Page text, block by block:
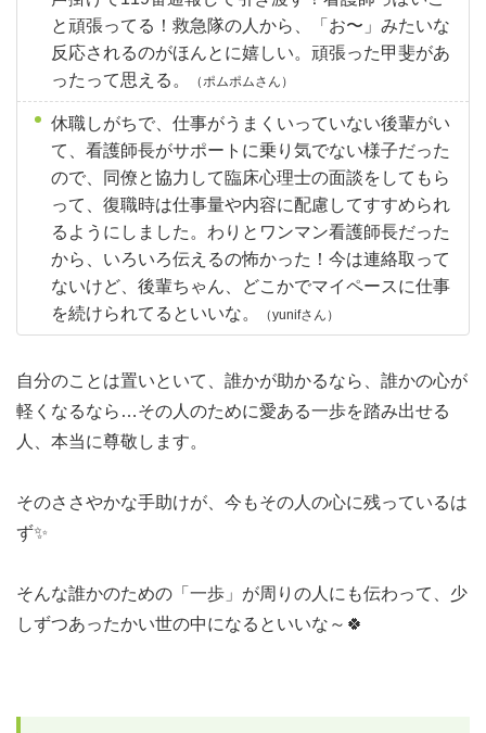
と頑張ってる！救急隊の人から、「お〜」みたいな
反応されるのがほんとに嬉しい。頑張った甲斐があ
ったって思える。
（ポムポムさん）
休職しがちで、仕事がうまくいっていない後輩がい
て、看護師長がサポートに乗り気でない様子だった
ので、同僚と協力して臨床心理士の面談をしてもら
って、復職時は仕事量や内容に配慮してすすめられ
るようにしました。わりとワンマン看護師長だった
から、いろいろ伝えるの怖かった！今は連絡取って
ないけど、後輩ちゃん、どこかでマイペースに仕事
を続けられてるといいな。
（yunifさん）
自分のことは置いといて、誰かが助かるなら、誰かの心が
軽くなるなら…その人のために愛ある一歩を踏み出せる
人、本当に尊敬します。
そのささやかな手助けが、今もその人の心に残っているは
ず✨️
そんな誰かのための「一歩」が周りの人にも伝わって、少
しずつあったかい世の中になるといいな～🍀